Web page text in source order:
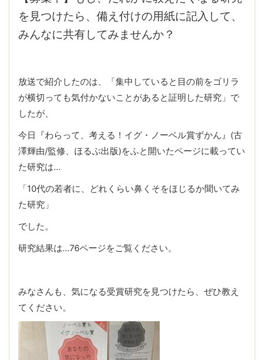
を見つけたら、備え付けの用紙に記入して、
みんなに共有してみませんか？
放送で紹介したのは、「集中していると目の前をゴリラ
が横切っても気付かないことがあると証明した研究」で
したが、
今日『わらって、考える！イグ・ノーベル賞ずかん』(古
澤輝由/監修、ほるぷ出版)をふと開いたページに載ってい
た研究は…
「10代の若者に、どれくらい鼻くそをほじるか聞いてみ
た研究」
でした。
研究結果は…76ページをご覧ください。
みなさんも、気になる受賞研究を見つけたら、ぜひ教え
てください。